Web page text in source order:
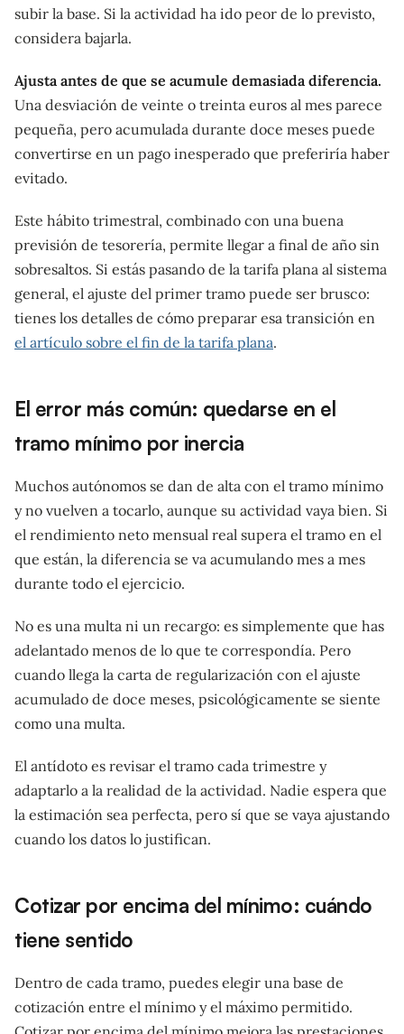
subir la base. Si la actividad ha ido peor de lo previsto,
considera bajarla.
Ajusta antes de que se acumule demasiada diferencia.
Una desviación de veinte o treinta euros al mes parece
pequeña, pero acumulada durante doce meses puede
convertirse en un pago inesperado que preferiría haber
evitado.
Este hábito trimestral, combinado con una buena
previsión de tesorería, permite llegar a final de año sin
sobresaltos. Si estás pasando de la tarifa plana al sistema
general, el ajuste del primer tramo puede ser brusco:
tienes los detalles de cómo preparar esa transición en
el artículo sobre el fin de la tarifa plana.
El error más común: quedarse en el
tramo mínimo por inercia
Muchos autónomos se dan de alta con el tramo mínimo
y no vuelven a tocarlo, aunque su actividad vaya bien. Si
el rendimiento neto mensual real supera el tramo en el
que están, la diferencia se va acumulando mes a mes
durante todo el ejercicio.
No es una multa ni un recargo: es simplemente que has
adelantado menos de lo que te correspondía. Pero
cuando llega la carta de regularización con el ajuste
acumulado de doce meses, psicológicamente se siente
como una multa.
El antídoto es revisar el tramo cada trimestre y
adaptarlo a la realidad de la actividad. Nadie espera que
la estimación sea perfecta, pero sí que se vaya ajustando
cuando los datos lo justifican.
Cotizar por encima del mínimo: cuándo
tiene sentido
Dentro de cada tramo, puedes elegir una base de
cotización entre el mínimo y el máximo permitido.